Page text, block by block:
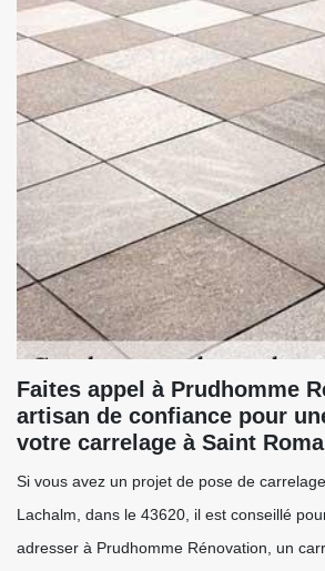
Faites appel à Prudhomme
artisan de confiance pour
votre carrelage à Saint
Si vous avez un projet de pose de
Lachalm, dans le 43620, il est conseillé
adresser à Prudhomme Rénovation, un